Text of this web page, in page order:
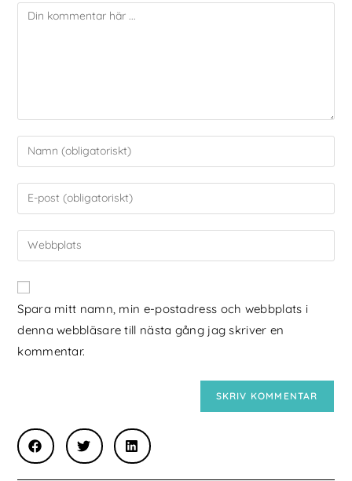
Spara mitt namn, min e-postadress och webbplats i
denna webbläsare till nästa gång jag skriver en
kommentar.